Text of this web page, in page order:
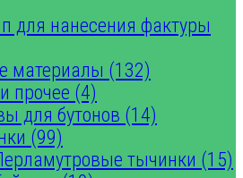
для нанесения фактуры
материалы (132)
прочее (4)
для бутонов (14)
(99)
тычинки (15)